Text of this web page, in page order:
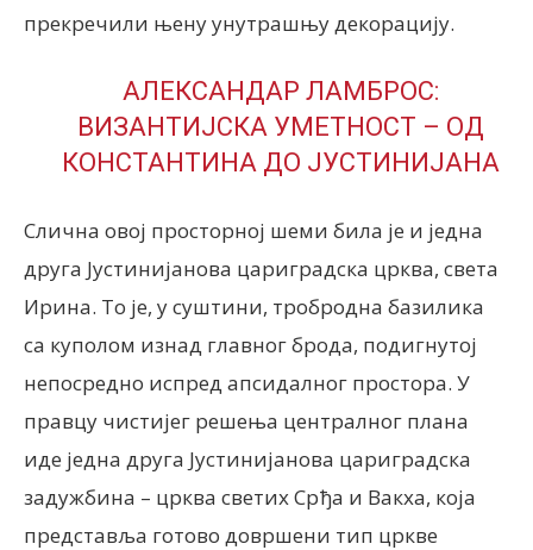
прекречили њену унутрашњу декорацију.
АЛЕКСАНДАР ЛАМБРОС:
ВИЗАНТИЈСКА УМЕТНОСТ – ОД
КОНСТАНТИНА ДО ЈУСТИНИЈАНА
Слична овој просторној шеми била је и једна
друга Јустинијанова цариградска црква, света
Ирина. То је, у суштини, тробродна базилика
са куполом изнад главног брода, подигнутој
непосредно испред апсидалног простора. У
правцу чистијег решења централног плана
иде једна друга Јустинијанова цариградска
задужбина – црква светих Срђа и Вакха, која
представља готово довршени тип цркве